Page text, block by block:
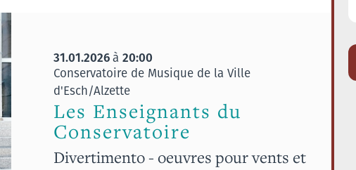
31.01.2026à 20:00
Conservatoire de Musique de la Ville
d'Esch/Alzette
Les Enseignants du
Conservatoire
Divertimento - oeuvres pour vents et